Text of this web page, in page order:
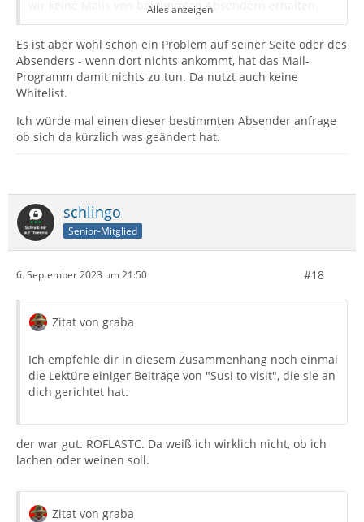
wir keine Mails von bestimmten Absendern erhalten,
diese wurde alle schon in die Whitelist eingefügt. Jedoch
ohne Erfolg.
Die Mails kommen auch nicht beim Webmailer etc. an,
sind weder im Spamordner oder sonstiges. Unser
es Probleme gibt kennt auch keine Lösung mehr.
Bitdefender
IMAP
@online.de
Gruß
Alles anzeigen
Es ist aber wohl schon ein Problem auf seiner Seite oder des
Absenders - wenn dort nichts ankommt, hat das Mail-
Programm damit nichts zu tun. Da nutzt auch keine
Whitelist.
Ich würde mal einen dieser bestimmten Absender anfrage
ob sich da kürzlich was geändert hat.
schlingo
Senior-Mitglied
6. September 2023 um 21:50 #18
Zitat von graba
Ich empfehle dir in diesem Zusammenhang noch einmal
die Lektüre einiger Beiträge von "Susi to visit", die sie an
dich gerichtet hat.
der war gut. ROFLASTC. Da weiß ich wirklich nicht, ob ich
lachen oder weinen soll.
Zitat von graba